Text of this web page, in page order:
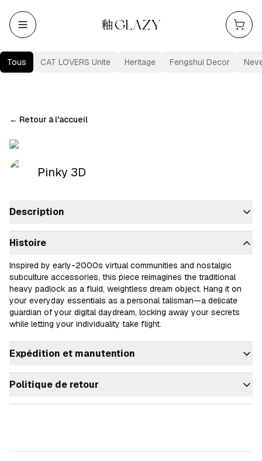
Tous CAT LOVERS Unite Heritage Fengshui Decor
← Retour à l'accueil
Pinky 3D
Description
Histoire
Inspired by early-2000s virtual communities and nostalgic
subculture accessories, this piece reimagines the traditional
heavy padlock as a fluid, weightless dream object. Hang it on
your everyday essentials as a personal talisman—a delicate
guardian of your digital daydream, locking away your secrets
while letting your individuality take flight.
Expédition et manutention
Politique de retour